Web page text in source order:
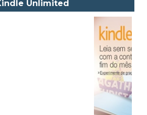
Dumas Filho
Unlimited